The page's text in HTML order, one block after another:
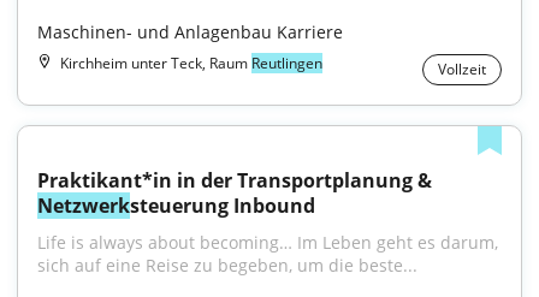
Maschinen- und Anlagenbau Karriere
Kirchheim unter Teck, Raum Reutlingen Vollzeit
Netzwerksteuerung Inbound
Life is always about becoming… Im Leben geht es darum,
sich auf eine Reise zu begeben, um die beste...